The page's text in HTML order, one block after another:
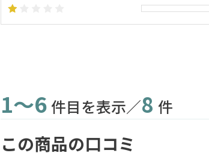
1～6 件目を表示／8 件
この商品の口コミ